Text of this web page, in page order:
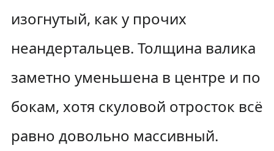
изогнутый, как у прочих
неандертальцев. Толщина валика
заметно уменьшена в центре и по
бокам, хотя скуловой отросток всё
равно довольно массивный.